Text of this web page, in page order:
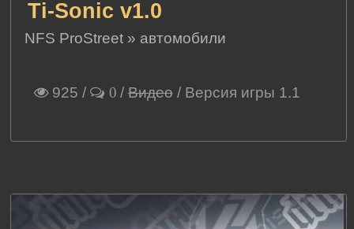
Ti-Sonic v1.0
NFS ProStreet » автомобили
925 / 0 /Видео/ Версия игры 1.1